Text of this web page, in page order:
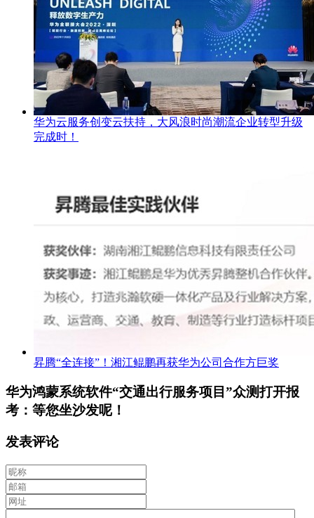
华为云服务创变云扶持，大风浪时尚潮流企业转型升级
完成时！
昇腾“全连接”！湘江鲲鹏再获华为公司合作方巨奖
华为鸿蒙系统软件“交通出行服务项目”众测打开报
考：等您坐沙发呢！
发表评论